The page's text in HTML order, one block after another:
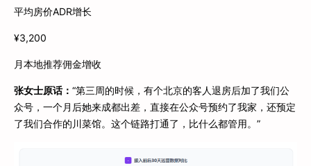
平均房价ADR增长
¥3,200
月本地推荐佣金增收
张女士原话： “第三周的时候，有个北京的客人退房后加了我们公
众号，一个月后她来成都出差，直接在公众号预约了我家，还预定
了我们合作的川菜馆。这个链路打通了，比什么都管用。”